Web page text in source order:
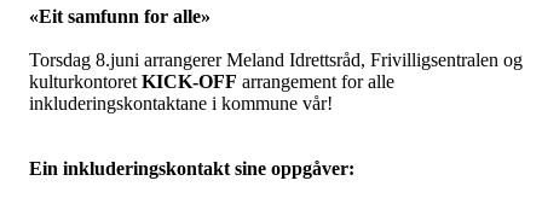
«Eit samfunn for alle»
Torsdag 8.juni arrangerer Meland Idrettsråd, Frivilligsentralen og
kulturkontoret KICK-OFF arrangement for alle
inkluderingskontaktane i kommune vår!
Ein inkluderingskontakt sine oppgåver: